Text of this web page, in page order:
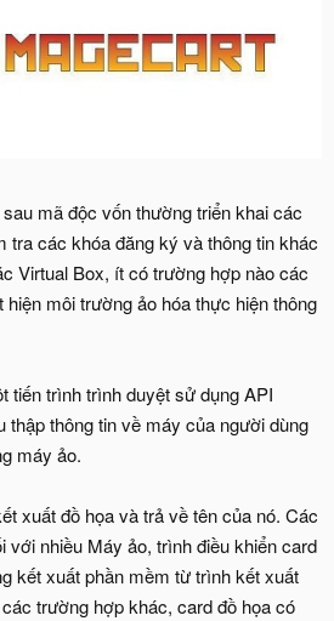
mã độc vốn thường triển khai các
tra các khóa đăng ký và thông tin khác
Virtual Box, ít có trường hợp nào các
môi trường ảo hóa thực hiện thông
tiến trình trình duyệt sử dụng API
thập thông tin về máy của người dùng
máy ảo.
xuất đồ họa và trả về tên của nó. Các
với nhiều Máy ảo, trình điều khiển card
kết xuất phần mềm từ trình kết xuất
trường hợp khác, card đồ họa có